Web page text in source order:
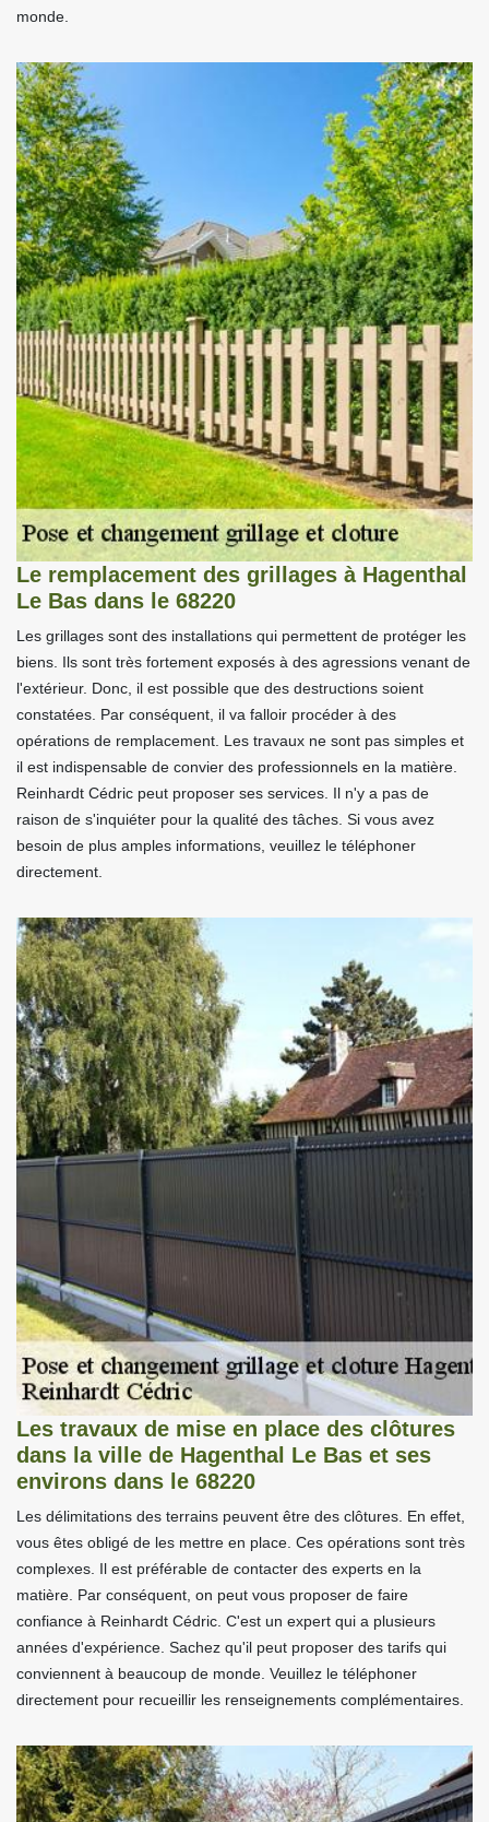
monde.
Le remplacement des grillages à Hagenthal
Le Bas dans le 68220
Les grillages sont des installations qui permettent de protéger les
biens. Ils sont très fortement exposés à des agressions venant de
l'extérieur. Donc, il est possible que des destructions soient
constatées. Par conséquent, il va falloir procéder à des
opérations de remplacement. Les travaux ne sont pas simples et
il est indispensable de convier des professionnels en la matière.
Reinhardt Cédric peut proposer ses services. Il n'y a pas de
raison de s'inquiéter pour la qualité des tâches. Si vous avez
besoin de plus amples informations, veuillez le téléphoner
directement.
Les travaux de mise en place des clôtures
dans la ville de Hagenthal Le Bas et ses
environs dans le 68220
Les délimitations des terrains peuvent être des clôtures. En effet,
vous êtes obligé de les mettre en place. Ces opérations sont très
complexes. Il est préférable de contacter des experts en la
matière. Par conséquent, on peut vous proposer de faire
confiance à Reinhardt Cédric. C'est un expert qui a plusieurs
années d'expérience. Sachez qu'il peut proposer des tarifs qui
conviennent à beaucoup de monde. Veuillez le téléphoner
directement pour recueillir les renseignements complémentaires.